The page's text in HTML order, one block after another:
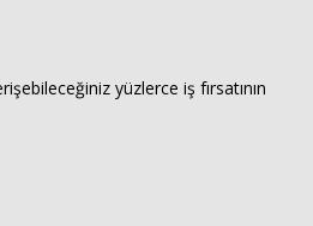
yüzlerce iş fırsatının